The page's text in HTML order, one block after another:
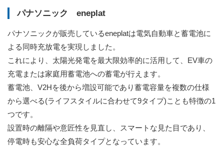
パナソニック eneplat
パナソニックが販売しているeneplatは電気自動車と蓄電池に
よる同時充放電を実現しました。
これにより、太陽光発電を最大限効率的に活用して、EV車の
充電または家庭用蓄電池への蓄電が行えます。
蓄電池、V2Hを後から増設可能であり蓄電容量を複数の仕様
から選べる(ライフスタイルに合わせて9タイプ)ことも特徴の1
つです。
設置時の離隔や意匠性を見直し、スマートな見た目であり、
停電時も安心な全負荷タイプとなっています。